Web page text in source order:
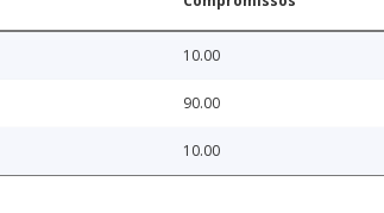
10.00
90.00
10.00